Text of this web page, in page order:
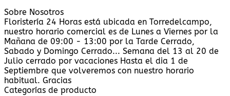
Sobre Nosotros
Floristería 24 Horas está ubicada en Torredelcampo,
nuestro horario comercial es de Lunes a Viernes por la
Mañana de 09:00 - 13:00 por la Tarde Cerrado,
Sabado y Domingo Cerrado... Semana del 13 al 20 de
Julio cerrado por vacaciones Hasta el dia 1 de
Septiembre que volveremos con nuestro horario
habitual. Gracias
Categorías de producto